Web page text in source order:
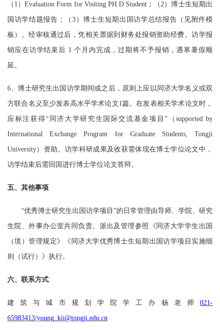
（ 1）Evaluation Form for Visiting PH.D Student；（2）博士生短期出
国访学结题报告；（3）博士生短期出国访学总结报告（见附件模
板）。经审核通过后，凭相关票据到财务处报销资助经费。访学报
销应在访学结束后 1 个月内完成，过期将不予报销，遇寒暑假顺
延。
6、博士研究生出国访学期间或之后，原则上应以同济大学名义或双
方联合名义至少发表 高水平学术论文1篇。在发表相关学术论文时，
应标注获得“同济大学研究生国际交流基金项 目”（supported by
International Exchange Program for Graduate Students, Tongji
University）资助。 访学科研成果及收获需体现在博士学位论文中，
访学结束后需回国进行博士学位论文答辩。
五、其他事项
“优秀博士研究生出国访学项目”的日常管理由导师、学院、研究
生院、外事办公室共同负责。派出及管理参照《同济大学学生出国
（境）管理规定》《同济大学优秀博士生短期出国访学项目实施细
则（试行）》执行。
六、联系方式
建筑与城市规划学院学工办杨老师 021-
65983413/young_kii@tongji.edu.cn